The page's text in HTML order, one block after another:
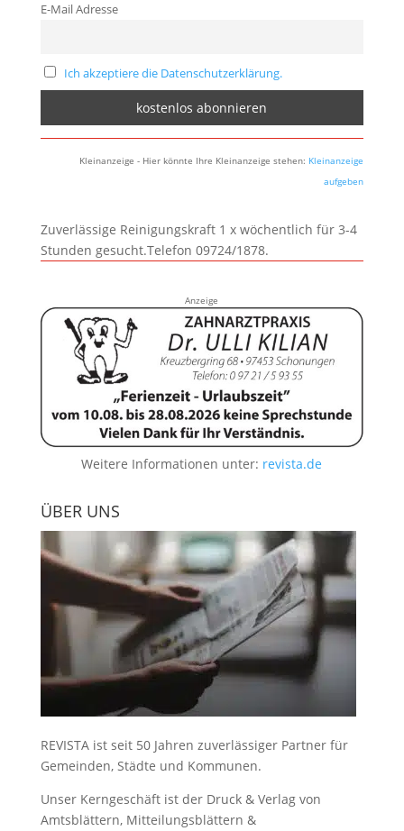
E-Mail Adresse
Ich akzeptiere die Datenschutzerklärung.
Kleinanzeige - Hier könnte Ihre Kleinanzeige stehen: Kleinanzeige
aufgeben
Zuverlässige Reinigungskraft 1 x wöchentlich für 3-4
Stunden gesucht.Telefon 09724/1878.
Anzeige
Weitere Informationen unter: revista.de
ÜBER UNS
REVISTA ist seit 50 Jahren zuverlässiger Partner für
Gemeinden, Städte und Kommunen.
Unser Kerngeschäft ist der Druck & Verlag von
Amtsblättern, Mitteilungsblättern &